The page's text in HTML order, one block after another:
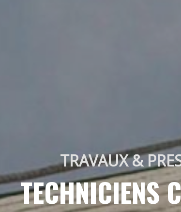
TRAVAUX &
TECHNICIENS